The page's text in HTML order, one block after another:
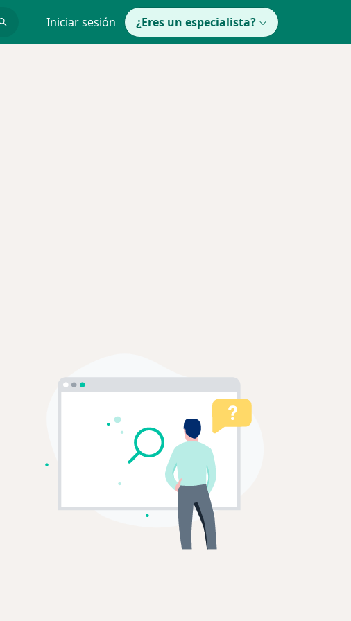
Iniciar sesión ¿Eres un especialista?